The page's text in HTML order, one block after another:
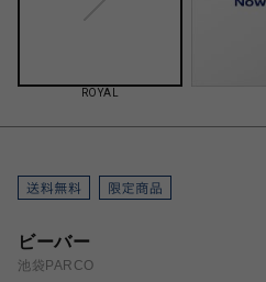
ROYAL
ビーバー
池袋PARCO